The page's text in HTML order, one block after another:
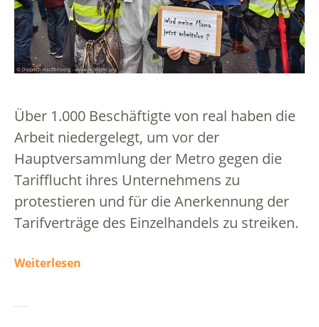
Über 1.000 Beschäftigte von real haben die
Arbeit niedergelegt, um vor der
Hauptversammlung der Metro gegen die
Tarifflucht ihres Unternehmens zu
protestieren und für die Anerkennung der
Tarifverträge des Einzelhandels zu streiken.
Weiterlesen